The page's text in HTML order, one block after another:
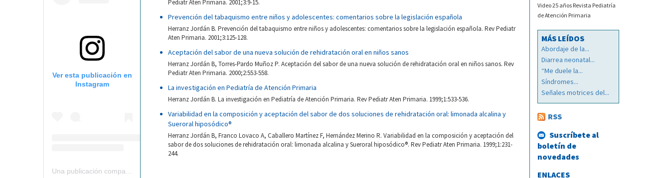
Ver esta publicación en
Instagram
Pediatr Aten Primaria. 2001;3:9-15.
Prevención del tabaquismo entre niños y adolescentes: comentarios sobre la legislación española
Herranz Jordán B. Prevención del tabaquismo entre niños y adolescentes: comentarios sobre la legislación española. Rev Pediatr
Aten Primaria. 2001;3:125-128.
Aceptación del sabor de una nueva solución de rehidratación oral en niños sanos
Herranz Jordán B, Torres-Pardo Muñoz P. Aceptación del sabor de una nueva solución de rehidratación oral en niños sanos. Rev
Pediatr Aten Primaria. 2000;2:553-558.
La investigación en Pediatría de Atención Primaria
Herranz Jordán B. La investigación en Pediatría de Atención Primaria. Rev Pediatr Aten Primaria. 1999;1:533-536.
Variabilidad en la composición y aceptación del sabor de dos soluciones de rehidratación oral: limonada alcalina y
Sueroral hiposódico®
Herranz Jordán B, Franco Lovaco A, Caballero Martínez F, Hernández Merino R. Variabilidad en la composición y aceptación del
sabor de dos soluciones de rehidratación oral: limonada alcalina y Sueroral hiposódico®. Rev Pediatr Aten Primaria. 1999;1:231-
244.
Video 25 años Revista Pediatría
de Atención Primaria
MÁS LEÍDOS
Abordaje de la...
Diarrea neonatal...
“Me duele la...
Síndromes...
Señales motrices del...
RSS
Suscríbete al
boletín de
novedades
ENLACES